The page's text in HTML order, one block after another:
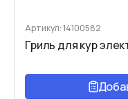
Артикул: 14100582
Гриль для кур